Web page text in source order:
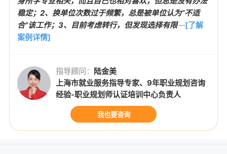
稳定；2、换单位次数过于频繁，总是被单位认为“不适
合”该工作；3、目前考虑转行，但发现选择有限 ···[了解
案例详情]
指导顾问： 陆金美
上海市就业服务指导专家、9年职业规划咨询
经验-职业规划师认证培训中心负责人
我也要咨询